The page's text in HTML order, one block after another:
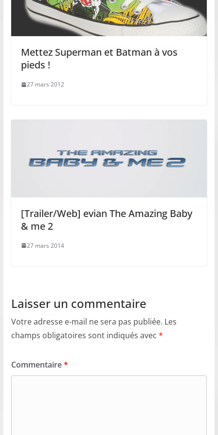
Mettez Superman et Batman à vos
pieds !
27 mars 2012
[Trailer/Web] evian The Amazing Baby
& me 2
27 mars 2014
Laisser un commentaire
Votre adresse e-mail ne sera pas publiée. Les
champs obligatoires sont indiqués avec *
Commentaire*